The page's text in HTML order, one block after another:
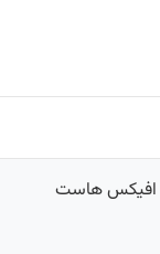
افیکس هاست